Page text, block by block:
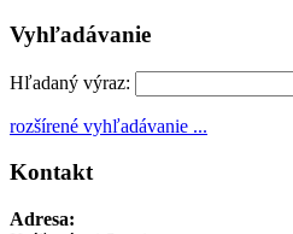
Vyhľadávanie
Hľadaný výraz:
rozšírené vyhľadávanie ...
Kontakt
Adresa: